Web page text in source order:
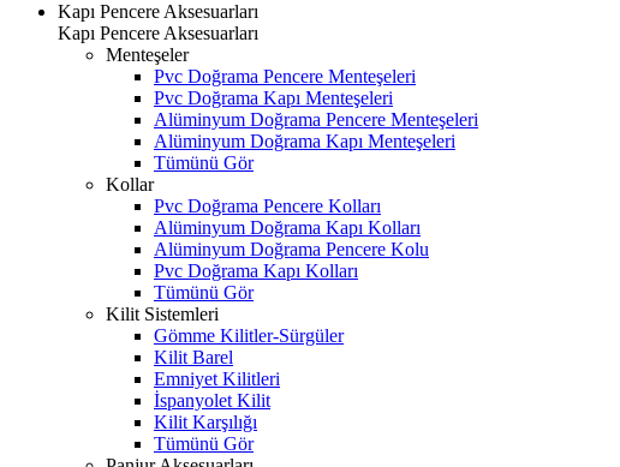
Kapı Pencere Aksesuarları
Kapı Pencere Aksesuarları
Menteşeler
Pvc Doğrama Pencere Menteşeleri
Pvc Doğrama Kapı Menteşeleri
Alüminyum Doğrama Pencere Menteşeleri
Alüminyum Doğrama Kapı Menteşeleri
Tümünü Gör
Kollar
Pvc Doğrama Pencere Kolları
Alüminyum Doğrama Kapı Kolları
Alüminyum Doğrama Pencere Kolu
Pvc Doğrama Kapı Kolları
Tümünü Gör
Kilit Sistemleri
Gömme Kilitler-Sürgüler
Kilit Barel
Emniyet Kilitleri
İspanyolet Kilit
Kilit Karşılığı
Tümünü Gör